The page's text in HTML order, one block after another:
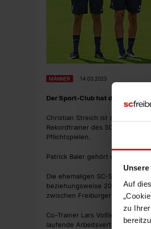
Auf
zu
MÄNNER 14.03.2023
Der Sport-Club hat die
Christian Streich ist seit
Rekordtrainer des SC in der
Pflichtspielen.
Patrick Baier gehört dem
Die ehemaligen SC-Spieler
beziehungsweise 2018 – Bruns
zwischen Freiburger
Co-Trainer Lars Voßler,
laufende Arbeitsverträge.